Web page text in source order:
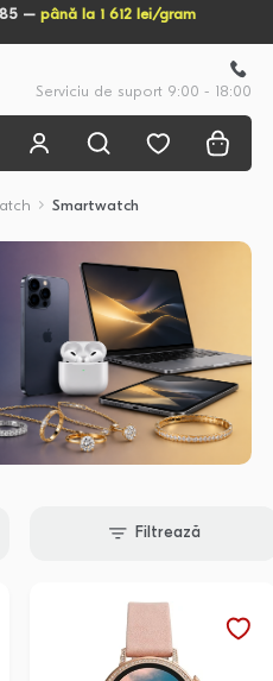
– până la 1 612 lei/gram
Serviciu de suport 9:00 - 18:00
Smartwatch
Filtrează